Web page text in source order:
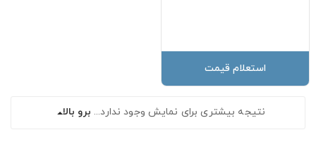
استعلام قیمت
نتیجه بیشتری برای نمایش وجود ندارد... برو بالا